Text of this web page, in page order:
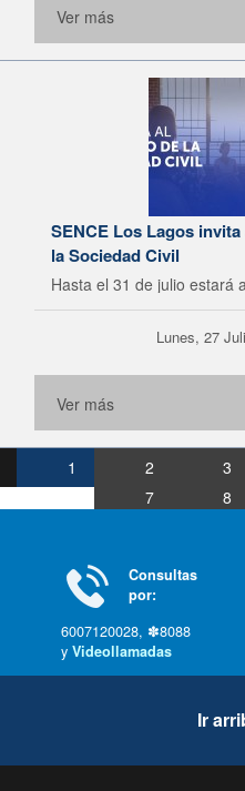
Ver más
SENCE Los Lagos
la Sociedad Civil
Hasta el 31 de julio estará
Lunes, 27
Ver más
1 2 3
7
8
Consultas
por:
6007120028, ✽8088
y Videollamadas
Ir